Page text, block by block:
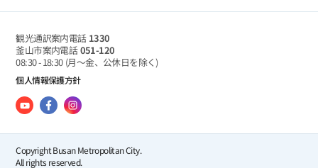
観光通訳案内電話 1330
釜山市案内電話051-120
08:30 - 18:30 (月～金、公休日を除く)
個人情報保護方針
Copyright Busan Metropolitan City.
All rights reserved.